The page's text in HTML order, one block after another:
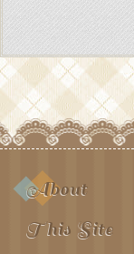
About
This Site